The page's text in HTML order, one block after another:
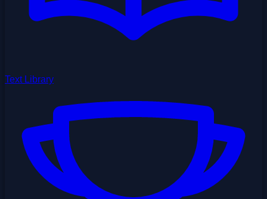
Text Library